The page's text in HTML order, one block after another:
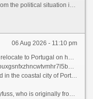
in the United States,” she admits.
06 Aug 2026 - 11:10 pm
Thinking back to her decision to relocate to Portugal on her own five years ago, Paula Dreyfuss jokes that many people questioned her state of mind, as she’d never even visited the European country before.
onion
bridges, has no regrets today, as her life is much richer in many ways.
theaters, and pop-up wineries in the Douro Valley, a UNESCO World Heritage region in northern Portugal.